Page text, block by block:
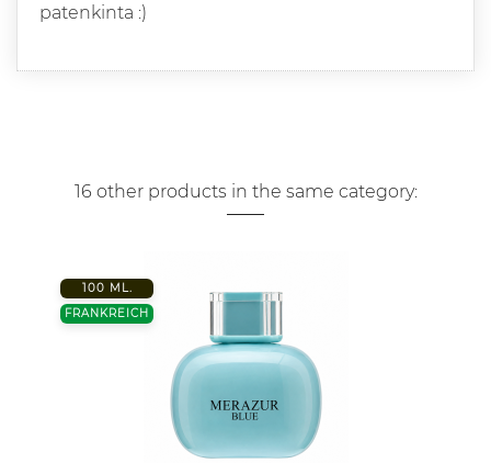
patenkinta :)
16 other products in the same category:
100 ML.
FRANKREICH